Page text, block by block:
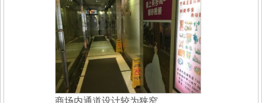
商场内通道设计较为狭窄